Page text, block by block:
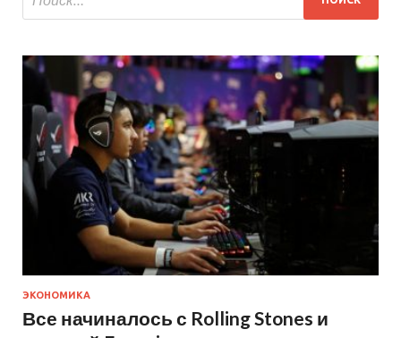
ЭКОНОМИКА
Все начиналось с Rolling Stones и